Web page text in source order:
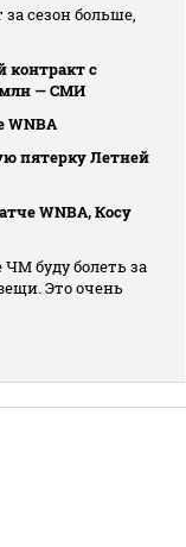
сезон больше,
с
млн — СМИ
WNBA
пятерку Летней
WNBA, Косу
буду болеть за
Это очень